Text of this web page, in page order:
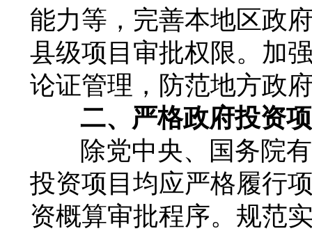
能力等，完善本地区政
县级项目审批权限。加
论证管理，防范地方政
二、严格政府投资
除党中央、国务院
投资项目均应严格履行
资概算审批程序。规范